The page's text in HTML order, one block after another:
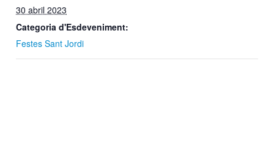
30 abril 2023
Categoria d'Esdeveniment:
Festes Sant Jordi